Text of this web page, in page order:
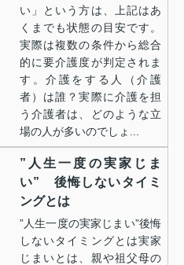
い」という方は、上記はあ
くまでも状態の目安です。
実際は複数の条件から総合
的に要介護度が判定されま
す。介護をする人（介護
者）は誰？実際に介護を担
う介護者は、どのような立
場の人が多いのでしょ...
”人生一度の実家じま
い” 後悔しないタイミ
ングとは
”人生一度の実家じまい”後悔
しないタイミングとは実家
じまいとは、親や祖父母の